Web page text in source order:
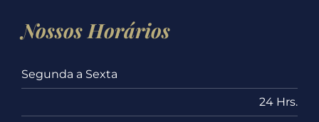
Nossos Horários
Segunda a Sexta
24 Hrs.